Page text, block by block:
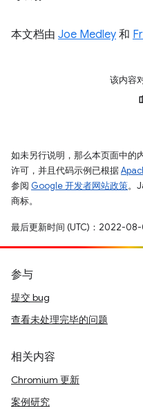
本文档由 Joe Medley 和
该内容
如未另行说明，那么本页面中的
许可，并且代码示例已根据
参阅 Google 开发者网站政策。
商标。
最后更新时间 (UTC)：2022-08-
参与
提交 bug
查看未处理完毕的问题
相关内容
Chromium 更新
案例研究